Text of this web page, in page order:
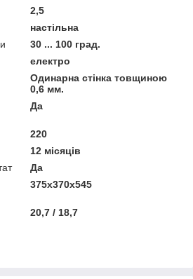
2,5
настільна
30 ... 100 град.
електро
Одинарна стінка товщиною
0,6 мм.
Да
220
12 місяців
Да
375х370х545
20,7 / 18,7